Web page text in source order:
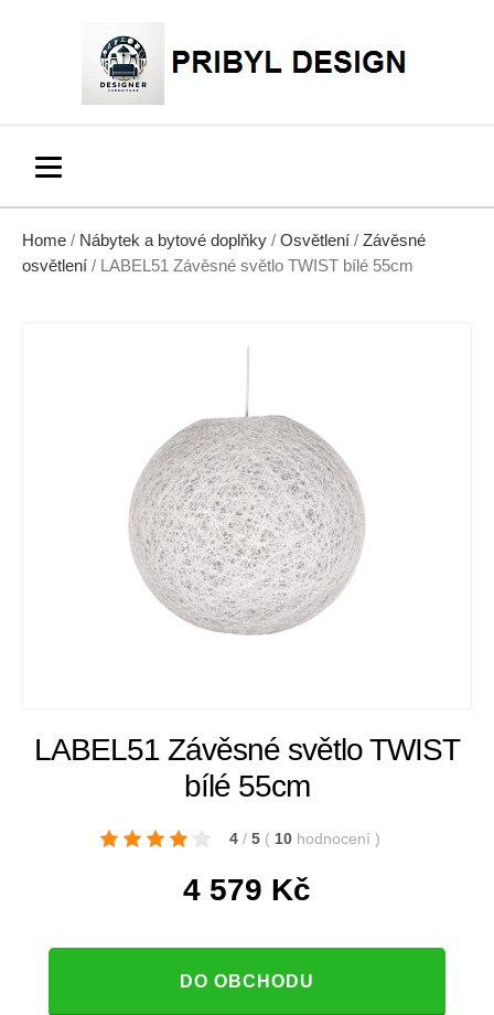
Home / Nábytek a bytové doplňky / Osvětlení / Závěsné
osvětlení / LABEL51 Závěsné světlo TWIST bílé 55cm
LABEL51 Závěsné světlo TWIST
bílé 55cm
4 / 5 ( 10 hodnocení )
4 579 Kč
DO OBCHODU